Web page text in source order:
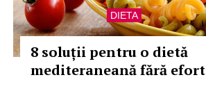
DIETA
8 soluții pentru o dietă
mediteraneană fără efort